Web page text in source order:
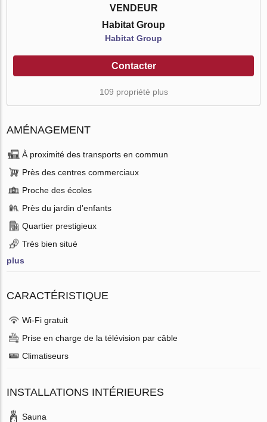
VENDEUR
Habitat Group
Habitat Group
Contacter
109 propriété plus
AMÉNAGEMENT
À proximité des transports en commun
Près des centres commerciaux
Proche des écoles
Près du jardin d'enfants
Quartier prestigieux
Très bien situé
plus
CARACTÉRISTIQUE
Wi-Fi gratuit
Prise en charge de la télévision par câble
Climatiseurs
INSTALLATIONS INTÉRIEURES
Sauna